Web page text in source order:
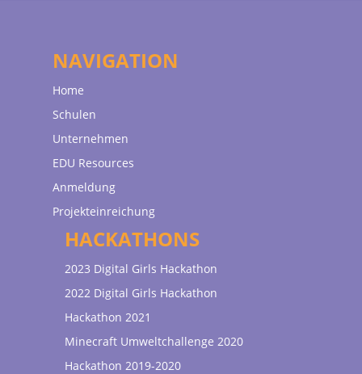
NAVIGATION
Home
Schulen
Unternehmen
EDU Resources
Anmeldung
Projekteinreichung
HACKATHONS
2023 Digital Girls Hackathon
2022 Digital Girls Hackathon
Hackathon 2021
Minecraft Umweltchallenge 2020
Hackathon 2019-2020